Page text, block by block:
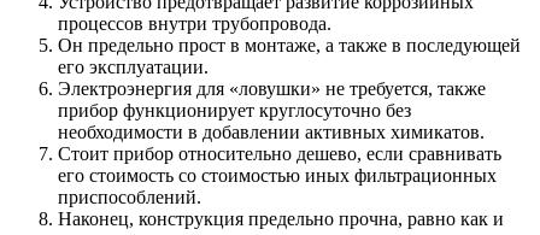
процессов внутри трубопровода.
Он предельно прост в монтаже, а также в последующей
его эксплуатации.
Электроэнергия для «ловушки» не требуется, также
прибор функционирует круглосуточно без
необходимости в добавлении активных химикатов.
Стоит прибор относительно дешево, если сравнивать
его стоимость со стоимостью иных фильтрационных
приспособлений.
Наконец, конструкция предельно прочна, равно как и